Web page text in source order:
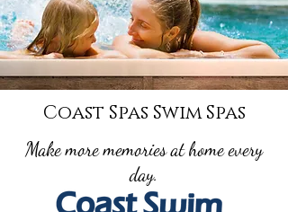
Coast Spas Swim Spas
Make more memories at home every
day.